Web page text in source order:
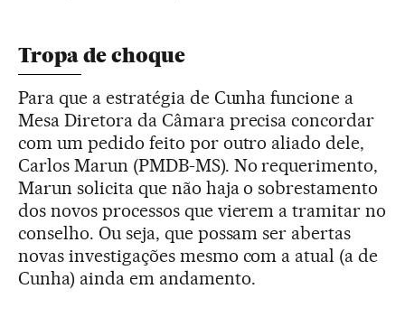
Tropa de choque
Para que a estratégia de Cunha funcione a
Mesa Diretora da Câmara precisa concordar
com um pedido feito por outro aliado dele,
Carlos Marun (PMDB-MS). No requerimento,
Marun solicita que não haja o sobrestamento
dos novos processos que vierem a tramitar no
conselho. Ou seja, que possam ser abertas
novas investigações mesmo com a atual (a de
Cunha) ainda em andamento.